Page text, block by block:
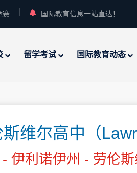
赛 国际教育信息一站直达！
留学考试 国际教育动态
维尔高中（
伊利诺伊州 - 劳伦